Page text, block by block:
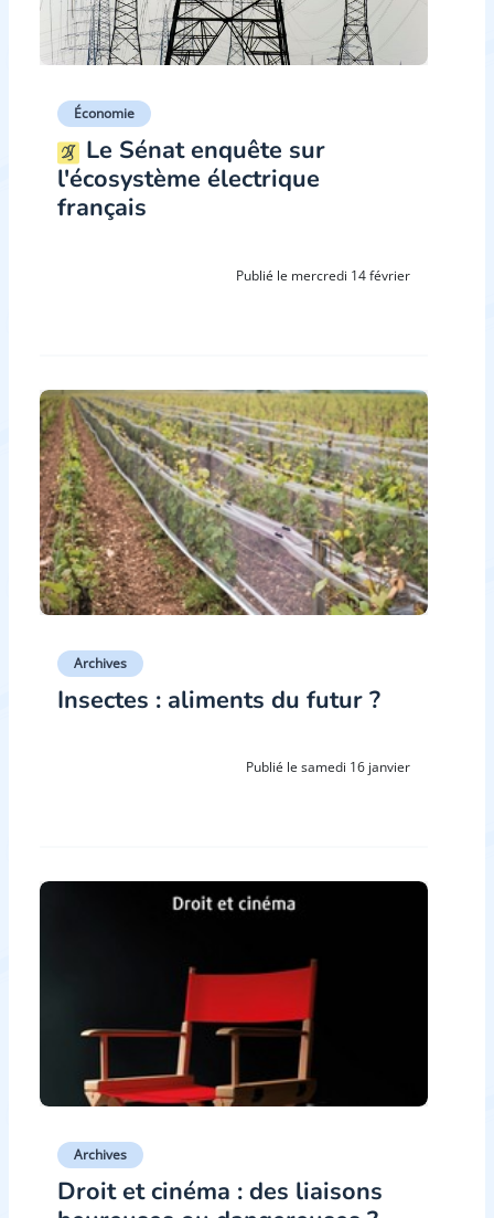
Économie
Le Sénat enquête sur
l'écosystème électrique
français
Publié le mercredi 14 février
Archives
Insectes : aliments du futur ?
Publié le samedi 16 janvier
Archives
Droit et cinéma : des liaisons